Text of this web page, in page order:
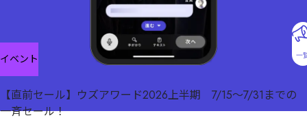
イベント
【直前セール】ウズアワード2026上半期 7/15～7/31までの
一斉セール！
一